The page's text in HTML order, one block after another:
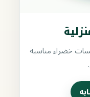
خضراء مناسبة